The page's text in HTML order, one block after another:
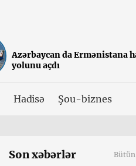
Azərbaycan da Ermənistana
yolunu açdı
Hadisə Şou-biznes
Son xəbərlər